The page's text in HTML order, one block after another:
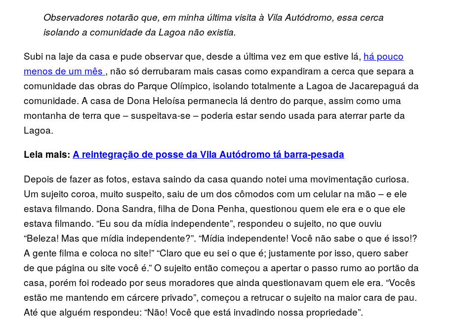
Observadores notarão que, em minha última visita à Vila Autódromo, essa cerca
isolando a comunidade da Lagoa não existia.
Subi na laje da casa e pude observar que, desde a última vez em que estive lá, há pouco
menos de um mês , não só derrubaram mais casas como expandiram a cerca que separa a
comunidade das obras do Parque Olímpico, isolando totalmente a Lagoa de Jacarepaguá da
comunidade. A casa de Dona Heloísa permanecia lá dentro do parque, assim como uma
montanha de terra que – suspeitava-se – poderia estar sendo usada para aterrar parte da
Lagoa.
Leia mais: A reintegração de posse da Vila Autódromo tá barra-pesada
Depois de fazer as fotos, estava saindo da casa quando notei uma movimentação curiosa.
Um sujeito coroa, muito suspeito, saiu de um dos cômodos com um celular na mão – e ele
estava filmando. Dona Sandra, filha de Dona Penha, questionou quem ele era e o que ele
estava filmando. “Eu sou da mídia independente”, respondeu o sujeito, no que ouviu
“Beleza! Mas que mídia independente?”. “Mídia independente! Você não sabe o que é isso!?
A gente filma e coloca no site!” “Claro que eu sei o que é; justamente por isso, quero saber
de que página ou site você é.” O sujeito então começou a apertar o passo rumo ao portão da
casa, porém foi rodeado por seus moradores que ainda questionavam quem ele era. “Vocês
estão me mantendo em cárcere privado”, começou a retrucar o sujeito na maior cara de pau.
Até que alguém respondeu: “Não! Você que está invadindo nossa propriedade”.